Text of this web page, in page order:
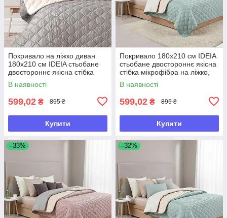
Покривало на ліжко диван
180х210 см IDEIA стьобане
двостороннє якісна стібка
мікрофібра
В наявності
599,02 ₴ 895 ₴
Купити
Покривало 180х210 см IDEIA
стьобане двостороннє якісна
стібка мікрофібра на ліжко,
диван мята сіре
В наявності
599,02 ₴ 895 ₴
Купити
–33% –32%